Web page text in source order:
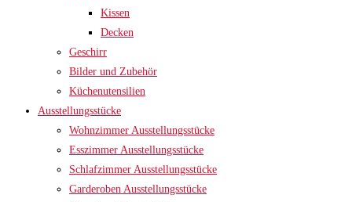
Kissen
Decken
Geschirr
Bilder und Zubehör
Küchenutensilien
Ausstellungsstücke
Wohnzimmer Ausstellungsstücke
Esszimmer Ausstellungsstücke
Schlafzimmer Ausstellungsstücke
Garderoben Ausstellungsstücke